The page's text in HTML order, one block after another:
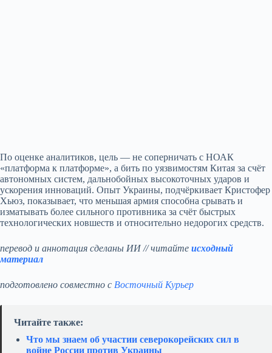
По оценке аналитиков, цель — не соперничать с НОАК
«платформа к платформе», а бить по уязвимостям Китая за счёт
автономных систем, дальнобойных высокоточных ударов и
ускорения инноваций. Опыт Украины, подчёркивает Кристофер
Хьюз, показывает, что меньшая армия способна срывать и
изматывать более сильного противника за счёт быстрых
технологических новшеств и относительно недорогих средств.
перевод и аннотация сделаны ИИ // читайте исходный
материал
подготовлено совместно с Восточный Курьер
Читайте также:
Что мы знаем об участии северокорейских сил в
войне России против Украины